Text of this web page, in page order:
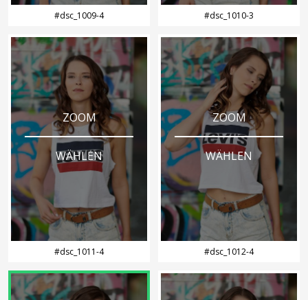
#dsc_1009-4 #dsc_1010-3
ZOOM
WÄHLEN
#dsc_1011-4
ZOOM
WÄHLEN
#dsc_1012-4